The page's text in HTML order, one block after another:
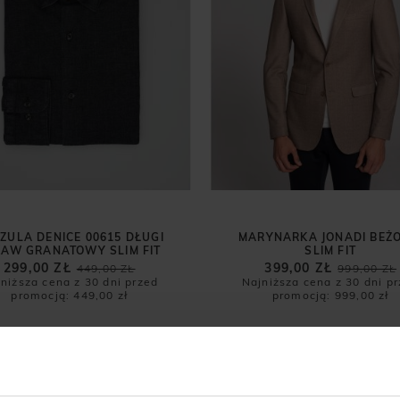
DENICE 00615 DŁUGI
GRANATOWY SLIM FIT
449,00 ZŁ
299,00 ZŁ
cena z 30 dni przed
promocją: 449,00 zł
MARYNARKA JONADI
SLIM FIT
999,00 ZŁ
399,00 ZŁ
Najniższa cena z 30 dni
promocją: 999,00 zł